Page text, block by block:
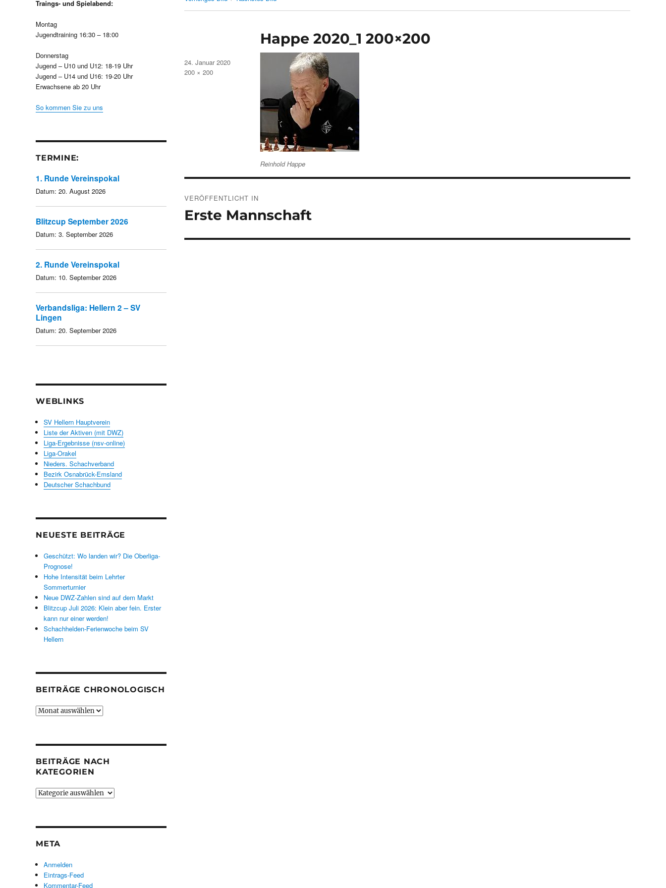
Happe 2020_1 200×200
Reinhold Happe
Veröffentlicht
am
24. Januar 2020
Volle
200 × 200
VERÖFFENTLICHT IN
Erste Mannschaft
Traings- und Spielabend:
Montag
Jugendtraining 16:30 – 18:00
Donnerstag
Jugend – U10 und U12: 18-19 Uhr
Jugend – U14 und U16: 19-20 Uhr
Erwachsene ab 20 Uhr
So kommen Sie zu uns
TERMINE:
1. Runde Vereinspokal
Datum: 20. August 2026
Blitzcup September 2026
Datum: 3. September 2026
2. Runde Vereinspokal
Datum: 10. September 2026
Verbandsliga: Hellern 2 – SV
Lingen
Datum: 20. September 2026
WEBLINKS
SV Hellern Hauptverein
Liste der Aktiven (mit DWZ)
Liga-Ergebnisse (nsv-online)
Liga-Orakel
Nieders. Schachverband
Bezirk Osnabrück-Emsland
Deutscher Schachbund
NEUESTE BEITRÄGE
Geschützt: Wo landen wir? Die Oberliga-
Prognose!
Hohe Intensität beim Lehrter
Sommerturnier
Neue DWZ-Zahlen sind auf dem Markt
Blitzcup Juli 2026: Klein aber fein. Erster
kann nur einer werden!
Schachhelden-Ferienwoche beim SV
Hellern
BEITRÄGE CHRONOLOGISCH
Beiträge
BEITRÄGE NACH
KATEGORIEN
Beiträge
META
Anmelden
Eintrags-Feed
Kommentar-Feed